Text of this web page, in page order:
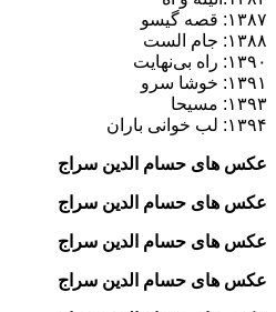
۱۳۸۷: قصه گیسو
۱۳۸۸: جام الست
۱۳۹۰: راه بی‌نهایت
۱۳۹۱: خوشا سرو
۱۳۹۳: مسیحا
۱۳۹۴: لب خوانی باران
عکس های حسام الدین سراج
عکس های حسام الدین سراج
عکس های حسام الدین سراج
عکس های حسام الدین سراج